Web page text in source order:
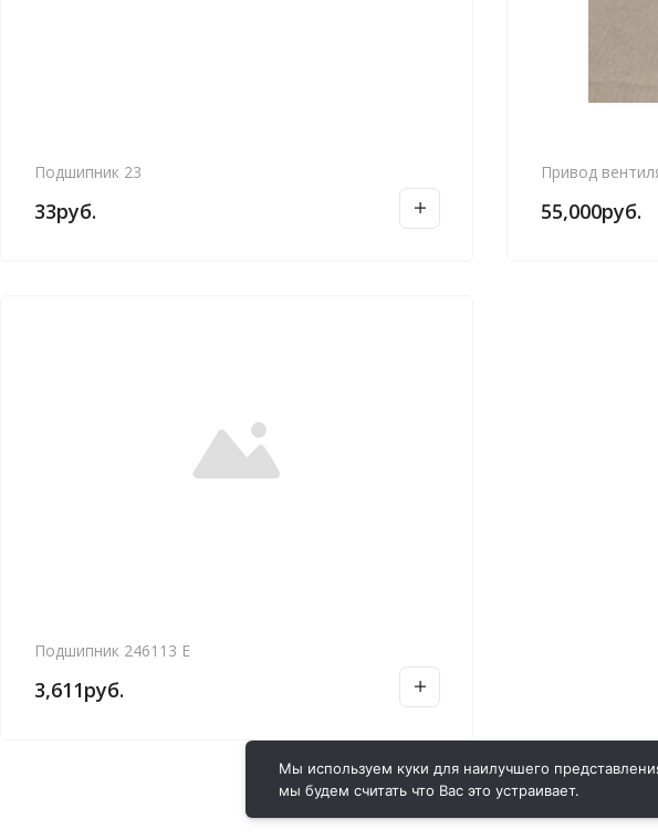
Подшипник 23
33руб.
Привод
55,000руб.
Подшипник 246113 Е
3,611руб.
Мы используем куки для наилучшего
мы будем считать что Вас это устраивает.